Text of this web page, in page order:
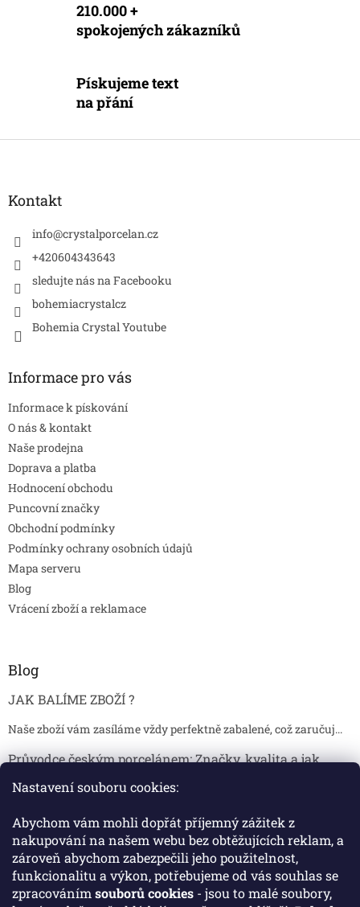
Nastavení souboru cookies:
Abychom vám mohli dopřát příjemný zážitek z
nakupování na našem webu bez obtěžujících reklam, a
zároveň abychom zabezpečili jeho použitelnost,
funkcionalitu a výkon, potřebujeme od vás souhlas se
zpracováním souborů cookies - jsou to malé soubory,
i
s
210.000 +
spokojených zákazníků
Pískujeme text
na přání
Z
Kontakt
info@crystalporcelan.cz
+420604343643
sledujte nás na Facebooku
bohemiacrystalcz
Bohemia Crystal Youtube
Informace pro vás
Informace k pískování
O nás & kontakt
Naše prodejna
Doprava a platba
Hodnocení obchodu
Puncovní značky
Obchodní podmínky
Podmínky ochrany osobních údajů
Mapa serveru
Blog
Vrácení zboží a reklamace
Blog
JAK BALÍME ZBOŽÍ ?
Naše zboží vám zasíláme vždy perfektně zabalené, což zaručuj...
Průvodce českým porcelánem: Značky, kvalita a jak
Jak skladovat broušené sklenice, aby se nepoškodily?
Broušené sklenice jsou symbolem elegance, tradice a luxusu. ...